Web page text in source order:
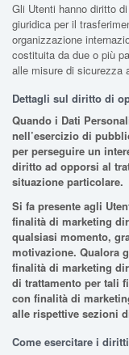
Gli Utenti hanno diritto
giuridica per il
organizzazione
costituita da due o più
alle misure di sicurezza
Dettagli sul diritto di
Quando i Dati
nell’esercizio di
per perseguire un
diritto ad opporsi al
situazione particolare.
Si fa presente agli
finalità di marketing
qualsiasi momento,
motivazione. Qualora
finalità di marketing
di trattamento per tali
con finalità di
alle rispettive sezioni
Come esercitare i diritti